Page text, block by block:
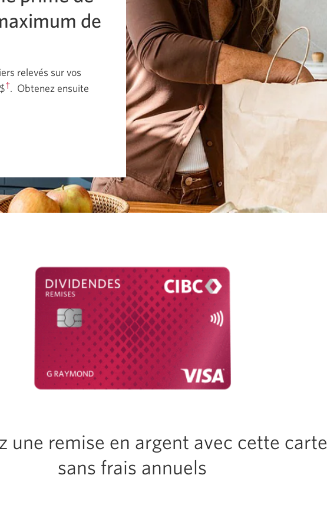
de
relevés sur vos
†. Obtenez ensuite
une remise en argent avec cette carte
sans frais annuels